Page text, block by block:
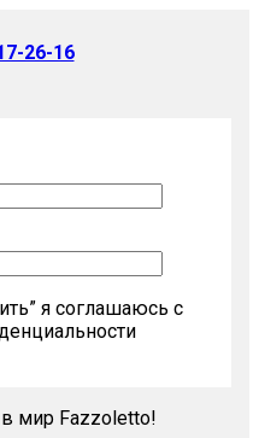
26-16
я соглашаюсь с
мир Fazzoletto!